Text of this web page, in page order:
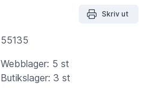
Skriv ut
55135
Webblager: 5 st
Butikslager: 3 st